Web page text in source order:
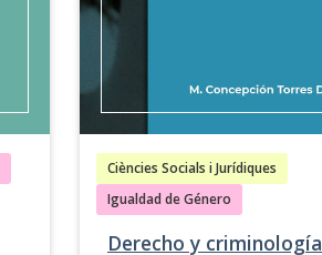
Ciències Socials i Jurídiques
Igualdad de Género
Derecho y criminología